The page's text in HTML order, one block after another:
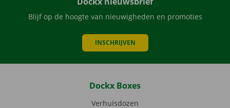
Blijf op de hoogte van nieuwigheden en promoties
INSCHRIJVEN
Dockx Boxes
Verhuisdozen